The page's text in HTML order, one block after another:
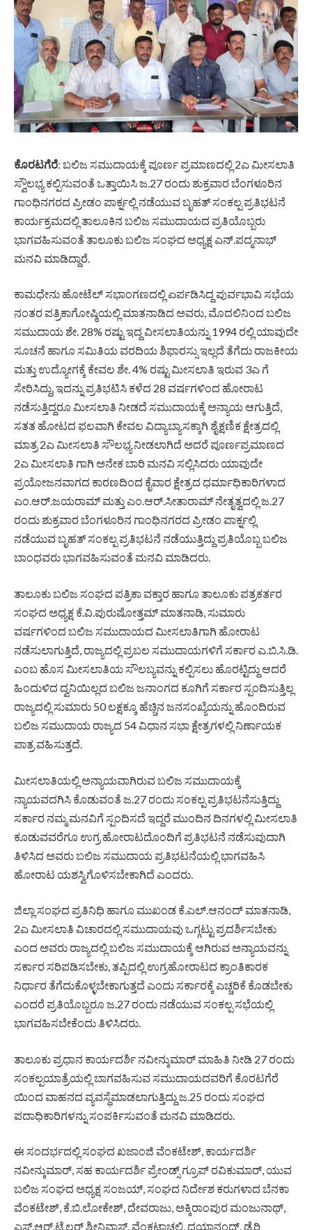
ಕೊರಟಗೆರೆ: ಬಲಿಜ ಸಮುದಾಯಕ್ಕೆ ಪೂರ್ಣ ಪ್ರಮಾಣದಲ್ಲಿ 2ಎ ಮೀಸಲಾತಿ
ಸ್ವೌಲಭ್ಯ ಕಲ್ಪಿಸುವಂತೆ ಒತ್ತಾಯಿಸಿ ಜ.27 ರಂದು ಶುಕ್ರವಾರ ಬೆಂಗಳೂರಿನ
ಗಾಂಧಿನಗರದ ಪ್ರೀಡಂ ಪಾರ್ಕ್ನಲ್ಲಿ ನಡೆಯುವ ಬೃಹತ್ ಸಂಕಲ್ಪ ಪ್ರತಿಭಟನೆ
ಕಾರ್ಯಕ್ರಮದಲ್ಲಿ ತಾಲೂಕಿನ ಬಲಿಜ ಸಮುದಾಯದ ಪ್ರತಿಯೊಬ್ಬರು
ಭಾಗವಹಿಸುವಂತೆ ತಾಲೂಕು ಬಲಿಜ ಸಂಘದ ಅಧ್ಯಕ್ಷ ಎನ್.ಪದ್ಮನಾಭ್
ಮನವಿ ಮಾಡಿದ್ದಾರೆ.
ಕಾಮಧೇನು ಹೋಟೆಲ್ ಸಭಾಂಗಣದಲ್ಲಿ ಏರ್ಪಡಿಸಿದ್ದ ಪುರ್ವಭಾವಿ ಸಭೆಯ
ನಂತರ ಪತ್ರಿಕಾಗೋಷ್ಠಿಯಲ್ಲಿ ಮಾತನಾಡಿದ ಅವರು, ಮೊದಲಿನಿಂದ ಬಲಿಜ
ಸಮುದಾಯ ಶೇ. 28% ರಷ್ಟು ಇದ್ದ ವೀಸಲಾತಿಯನ್ನು 1994 ರಲ್ಲಿ ಯಾವುದೇ
ಸೂಚನೆ ಹಾಗೂ ಸಮಿತಿಯ ವರದಿಯ ಶಿಫಾರಸ್ಸು ಇಲ್ಲದೆ ತೆಗೆದು ರಾಜಕೀಯ
ಮತ್ತು ಉದ್ಯೋಗಕ್ಕೆ ಕೇವಲ ಶೇ. 4% ರಷ್ಟು ಮೀಸಲಾತಿ ಇರುವ 3ಎ ಗೆ
ಸೇರಿಸಿದ್ದು, ಇದನ್ನು ಪ್ರತಿಭಟಿಸಿ ಕಳೆದ 28 ವರ್ಷಗಳಿಂದ ಹೋರಾಟ
ನಡೆಸುತ್ತಿದ್ದರೂ ಮೀಸಲಾತಿ ನೀಡದೆ ಸಮುದಾಯಕ್ಕೆ ಅನ್ಯಾಯ ಆಗುತ್ತಿದೆ,
ಸತತ ಹೋಟದ ಫಲವಾಗಿ ಕೇವಲ ವಿದ್ಯಾಬ್ಯಾಸಕ್ಕಾಗಿ ಶೈಕ್ಷಣಿಕ ಕ್ಷೇತ್ರದಲ್ಲಿ
ಮಾತ್ರ 2ಎ ಮೀಸಲಾತಿ ಸೌಲಭ್ಯ ನೀಡಲಾಗಿದೆ ಅದರೆ ಪೂರ್ಣಪ್ರಮಾಣದ
2ಎ ಮೀಸಲಾತಿ ಗಾಗಿ ಅನೇಕ ಬಾರಿ ಮನವಿ ಸಲ್ಲಿಸಿದರು ಯಾವುದೇ
ಪ್ರಯೋಜನವಾಗದ ಕಾರಣದಿಂದ ಕೈವಾರ ಕ್ಷೇತ್ರದ ಧರ್ಮಾಧಿಕಾರಿಗಳಾದ
ಎಂ.ಆರ್.ಜಯರಾಮ್ ಮತ್ತು ಎಂ.ಆರ್.ಸೀತಾರಾಮ್ ನೇತೃತ್ವದಲ್ಲಿ ಜ.27
ರಂದು ಶುಕ್ರವಾರ ಬೆಂಗಳೂರಿನ ಗಾಂಧಿನಗರದ ಪ್ರೀಡಂ ಪಾರ್ಕ್ನಲ್ಲಿ
ನಡೆಯುವ ಬೃಹತ್ ಸಂಕಲ್ಪ ಪ್ರತಿಭಟನೆ ನಡೆಯುತ್ತಿದ್ದು ಪ್ರತಿಯೊಬ್ಬ ಬಲಿಜ
ಬಾಂಧವರು ಭಾಗವಹಿಸುವಂತೆ ಮನವಿ ಮಾಡಿದರು.
ತಾಲೂಕು ಬಲಿಜ ಸಂಘದ ಪತ್ರಿಕಾ ವಕ್ತಾರ ಹಾಗೂ ತಾಲೂಕು ಪತ್ರಕರ್ತರ
ಸಂಘದ ಅಧ್ಯಕ್ಷ ಕೆ.ವಿ.ಪುರುಷೋತ್ತಮ್ ಮಾತನಾಡಿ, ಸುಮಾರು
ವರ್ಷಗಳಿಂದ ಬಲಿಜ ಸಮುದಾಯದ ಮೀಸಲಾತಿಗಾಗಿ ಹೋರಾಟ
ನಡೆಸುಲಾಗುತ್ತಿದೆ, ರಾಜ್ಯದಲ್ಲಿ ಪ್ರಬಲ ಸಮುದಾಯಗಳಿಗೆ ಸರ್ಕಾರ ಎ.ಬಿ.ಸಿ.ಡಿ.
ಎಂಬ ಹೊಸ ಮೀಸಲಾತಿಯ ಸೌಲಬ್ಯವನ್ನು ಕಲ್ಪಿಸಲು ಹೊರಟ್ಟಿದ್ದು ಆದರೆ
ಹಿಂದುಳಿದ ದ್ವನಿಯಿಲ್ಲದ ಬಲಿಜ ಜನಾಂಗದ ಕೂಗಿಗೆ ಸರ್ಕಾರ ಸ್ಪಂದಿಸುತ್ತಿಲ್ಲ
ರಾಜ್ಯದಲ್ಲಿ ಸುಮಾರು 50 ಲಕ್ಷಕ್ಕೂ ಹೆಚ್ಚಿನ ಜನಸಂಖ್ಯೆಯನ್ನು ಹೊಂದಿರುವ
ಬಲಿಜ ಸಮುದಾಯ ರಾಜ್ಯದ 54 ವಿಧಾನ ಸಭಾ ಕ್ಷೇತ್ರಗಳಲ್ಲಿ ನಿರ್ಣಾಯಕ
ಪಾತ್ರ ವಹಿಸುತ್ತದೆ.
ಮೀಸಲಾತಿಯಲ್ಲಿ ಅನ್ಯಾಯವಾಗಿರುವ ಬಲಿಜ ಸಮುದಾಯಕ್ಕೆ
ನ್ಯಾಯವದಗಿಸಿ ಕೊಡುವಂತೆ ಜ.27 ರಂದು ಸಂಕಲ್ಪ ಪ್ರತಿಭಟನೆಸುತ್ತಿದ್ದು
ಸರ್ಕಾರ ನಮ್ಮ ಮನವಿಗೆ ಸ್ಪಂದಿಸದೆ ಇದ್ದರೆ ಮುಂದಿನ ದಿನಗಳಲ್ಲಿ ಮೀಸಲಾತಿ
ಕೂಡುವವರೆಗೂ ಉಗ್ರ ಹೋರಾಟದೊಂದಿಗೆ ಪ್ರತಿಭಟನೆ ನಡೆಸುವುದಾಗಿ
ತಿಳಿಸಿದ ಅವರು ಬಲಿಜ ಸಮುದಾಯ ಪ್ರತಿಭಟನೆಯಲ್ಲಿ ಭಾಗವಹಿಸಿ
ಹೋರಾಟ ಯಶಸ್ವಿಗೊಳಿಸಬೇಕಾಗಿದೆ ಎಂದರು.
ಜಿಲ್ಲಾ ಸಂಘದ ಪ್ರತಿನಿಧಿ ಹಾಗೂ ಮುಖಂಡ ಕೆ.ಎಲ್.ಆನಂದ್ ಮಾತನಾಡಿ,
2ಎ ಮೀಸಲಾತಿ ವಿಚಾರದಲ್ಲಿ ಸಮುದಾಯವು ಒಗ್ಗಟ್ಟು ಪ್ರದರ್ಶಿಸಬೇಕು
ಎಂದ ಅವರು ರಾಜ್ಯದಲ್ಲಿ ಬಲಿಜ ಸಮುದಾಯಕ್ಕೆ ಆಗಿರುವ ಅನ್ಯಾಯವನ್ನು
ಸರ್ಕಾರ ಸರಿಪಡಿಸಬೇಕು, ತಪ್ಪಿದಲ್ಲಿ ಉಗ್ರಹೋರಾಟದ ಕ್ರಾಂತಿಕಾರಕ
ನಿರ್ಧಾರ ತೆಗೆದುಕೊಳ್ಳಬೇಕಾಗುತ್ತದೆ ಎಂದು ಸರ್ಕಾರಕ್ಕೆ ಎಚ್ಚರಿಕೆ ಕೊಡಬೇಕು
ಎಂದರೆ ಪ್ರತಿಯೊಬ್ಬರೂ ಜ.27 ರಂದು ನಡೆಯುವ ಸಂಕಲ್ಪ ಸಭೆಯಲ್ಲಿ
ಭಾಗವಹಿಸಬೇಕೆಂದು ತಿಳಿಸಿದರು.
ತಾಲೂಕು ಪ್ರಧಾನ ಕಾರ್ಯದರ್ಶಿ ನವೀನ್ಕುಮಾರ್ ಮಾಹಿತಿ ನೀಡಿ 27 ರಂದು
ಸಂಕಲ್ಪಯಾತ್ರೆಯಲ್ಲಿ ಬಾಗವಹಿಸುವ ಸಮುದಾಯದವರಿಗೆ ಕೊರಟಗೆರೆ
ಯಿಂದ ವಾಹನದ ವ್ಯವಸ್ಥೆಮಾಡಲಾಗುತ್ತಿದ್ದು ಜ.25 ರಂದು ಸಂಘದ
ಪದಾಧಿಕಾರಿಗಳನ್ನು ಸಂಪರ್ಕಿಸುವಂತೆ ಮನವಿ ಮಾಡಿದರು.
ಈ ಸಂದರ್ಭದಲ್ಲಿ ಸಂಘದ ಖಜಾಂಜಿ ವೆಂಕಟೇಶ್, ಕಾರ್ಯದರ್ಶಿ
ನವೀನ್ಕುಮಾರ್, ಸಹ ಕಾರ್ಯದರ್ಶಿ ಪ್ರೇಂಡ್ಸ್ ಗ್ರೂಪ್ ರವಿಕುಮಾರ್, ಯುವ
ಬಲಿಜ ಸಂಘದ ಅಧ್ಯಕ್ಷ ಸಂಜಯ್, ಸಂಘದ ನಿರ್ದೇಶ ಕರುಗಳಾದ ಬೆನಕಾ
ವೆಂಕಟೇಶ್, ಕೆ.ಬಿ.ಲೋಕೇಶ್, ದೇವರಾಜು, ಅಕ್ಕಿರಾಂಪುರ ಮಂಜುನಾಥ್,
ಎಸ್.ಆರ್.ಟೈಲರ್ ಶ್ರೀನಿವಾಸ್, ವೆಂಕಟಾಚಲಿ, ದಯಾನಂದ್, ಡೈರಿ